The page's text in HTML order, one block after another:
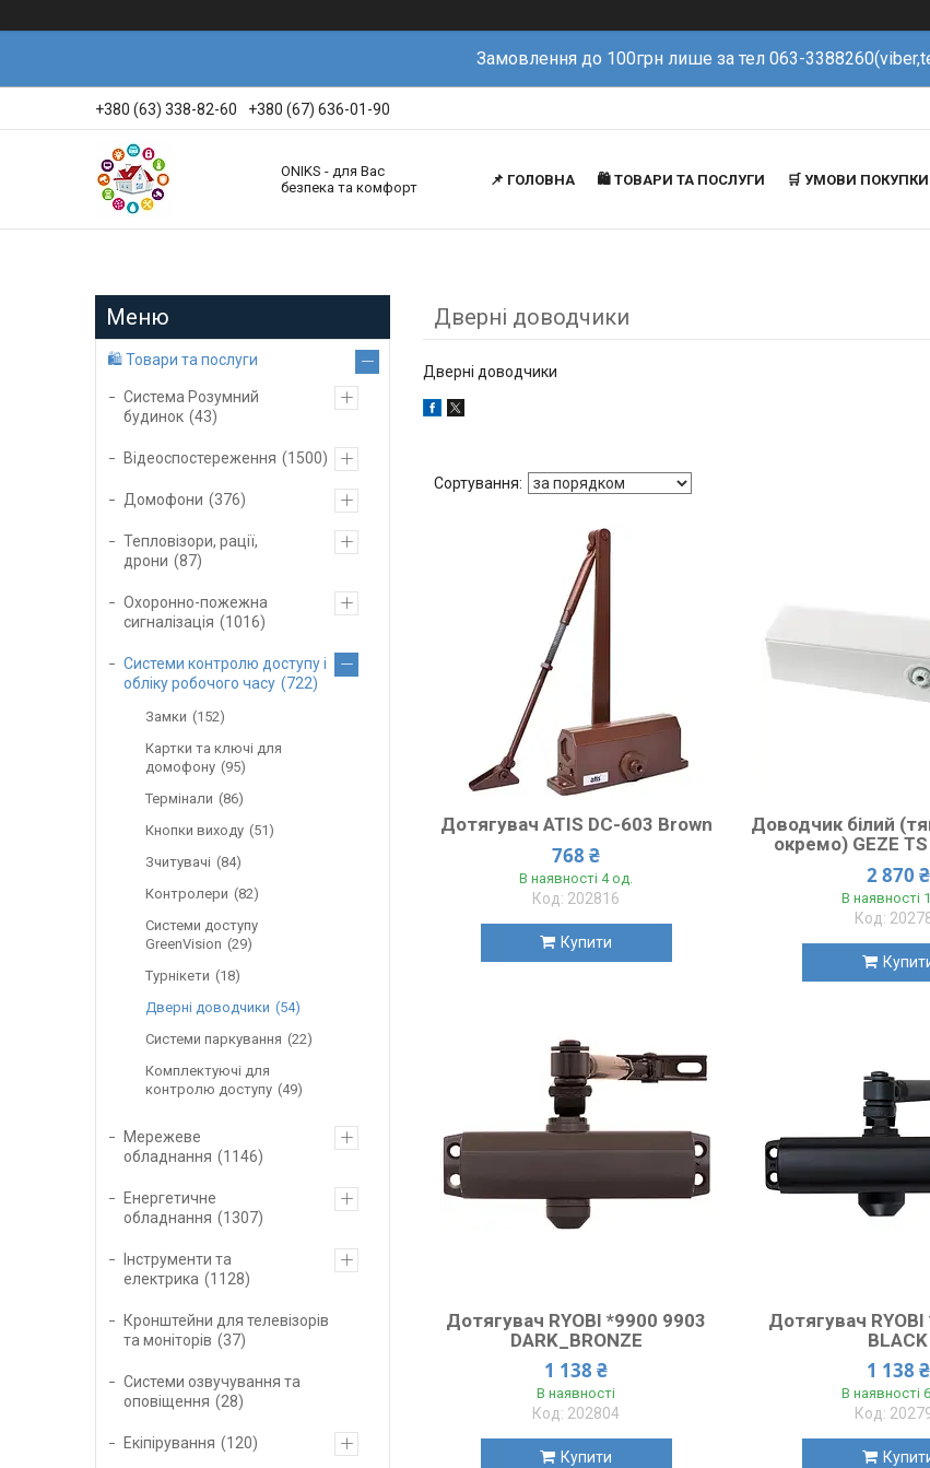
Замовлення до 100грн лише за тел 063-
+380 (63) 338-82-60 +380 (67) 636-01-90
ONIKS - для Вас
безпека та комфорт
📌 ГОЛОВНА 🛍️ ТОВАРИ ТА ПОСЛУГИ 🛒 УМОВИ ПОКУПКИ
Дверні доводчики
Дверні доводчики
Дотягувач ATIS DC-603 Brown
768 ₴
В наявності 4 од.
202816
Купити
Доводчик білий
окремо) GEZE
2 870 ₴
В наявності
Дотягувач RYOBI *9900 9903
DARK_BRONZE
1 138 ₴
В наявності
202804
Купити
Дотягувач
BLACK
1 138 ₴
В наявності
🛍️ Товари та послуги
Система Розумний
будинок
43
Відеоспостереження 1500
Домофони 376
Тепловізори, рації,
дрони
87
Охоронно-пожежна
сигналізація
1016
Системи контролю доступу і
обліку робочого часу
722
Замки
152
Картки та ключі для
домофону
95
Термінали
86
Кнопки виходу
51
Зчитувачі
84
Контролери
82
Системи доступу
GreenVision
29
Турнікети
18
Дверні доводчики
54
Системи паркування
22
Комплектуючі для
контролю доступу
49
Мережеве
обладнання
1146
Енергетичне
обладнання
1307
Інструменти та
електрика
1128
Кронштейни для телевізорів
та моніторів
37
Системи озвучування та
оповіщення
28
Екіпірування 120